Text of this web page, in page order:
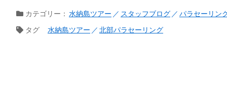
カテゴリー： 水納島ツアー スタッフブログ パラセーリン
タグ
水納島ツアー 北部パラセーリング